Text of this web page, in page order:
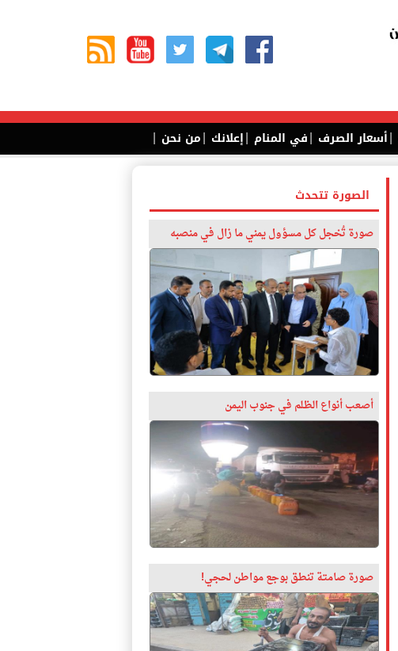
|أسعار الصرف |في المنام |إعلانك |من نحن |
الصورة تتحدث
صورة تُخجل كل مسؤول يمني ما زال في منصبه
أصعب أنواع الظلم في جنوب اليمن
صورة صامتة تنطق بوجع مواطن لحجي!